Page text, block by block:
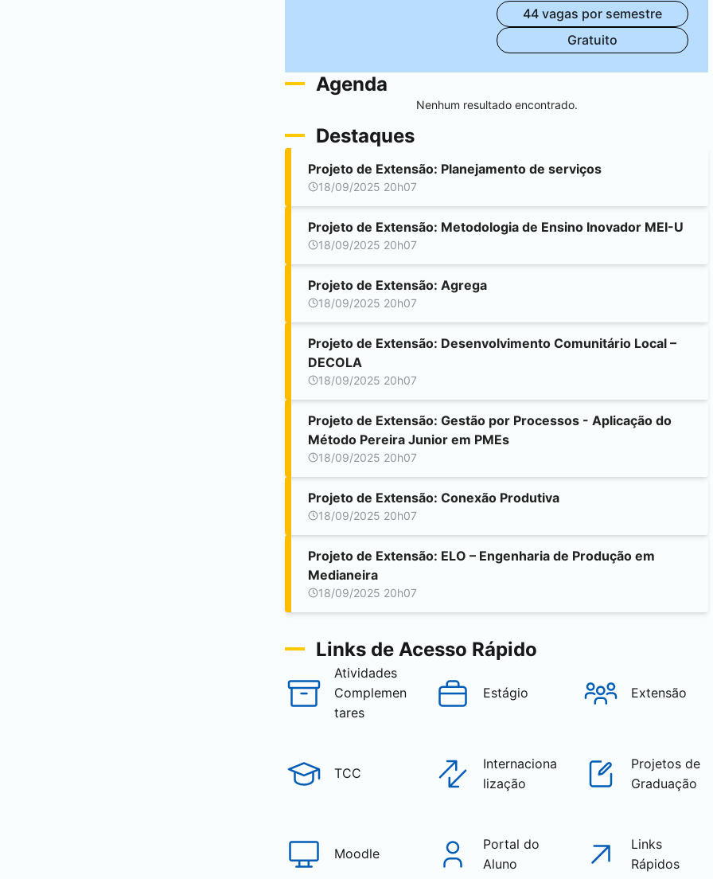
44 vagas por semestre
Gratuito
Agenda
Nenhum resultado encontrado.
Destaques
Projeto de Extensão: Planejamento de serviços
18/09/2025 20h07
Projeto de Extensão: Metodologia de Ensino Inovador MEI-U
18/09/2025 20h07
Projeto de Extensão: Agrega
18/09/2025 20h07
Projeto de Extensão: Desenvolvimento Comunitário Local –
DECOLA
18/09/2025 20h07
Projeto de Extensão: Gestão por Processos - Aplicação do
Método Pereira Junior em PMEs
18/09/2025 20h07
Projeto de Extensão: Conexão Produtiva
18/09/2025 20h07
Projeto de Extensão: ELO – Engenharia de Produção em
Medianeira
18/09/2025 20h07
Links de Acesso Rápido
Atividades
Complemen
tares
Estágio Extensão
TCC
Internaciona
lização
Projetos de
Graduação
Moodle
Portal do
Aluno
Links
Rápidos